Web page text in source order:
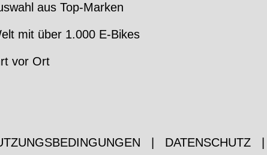
aus Top-Marken
mit über 1.000 E-Bikes
vor Ort
DATENSCHUTZ